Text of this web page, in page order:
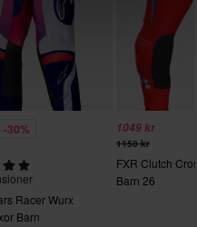
-30%
Racer Wurx
Barn
1049 kr
1150 kr
FXR Clutch
Barn 26